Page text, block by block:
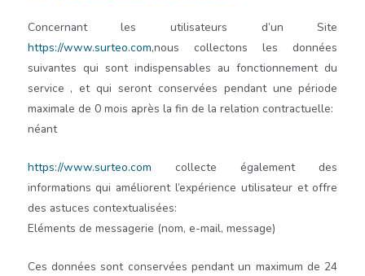
Concernant les utilisateurs d’un Site
https://www.surteo.com,nous collectons les données
suivantes qui sont indispensables au fonctionnement du
service , et qui seront conservées pendant une période
maximale de 0mois après la fin de la relation contractuelle:
néant
https://www.surteo.com collecte également des
informations qui améliorent l’expérience utilisateur et offre
des astuces contextualisées:
Eléments de messagerie (nom, e-mail, message)
Ces données sont conservées pendant un maximum de 24